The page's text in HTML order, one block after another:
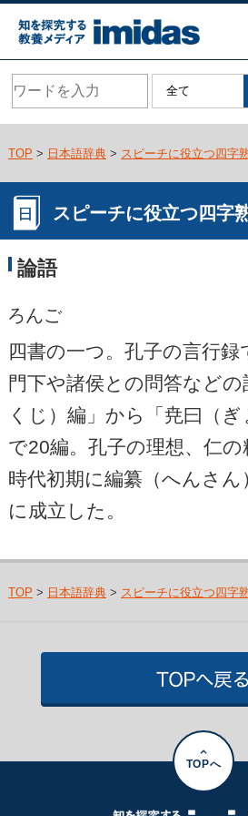
TOP > 日本語辞典> スピーチに役立つ四字
スピーチに役立つ四字
論語
ろんご
四書の一つ。孔子の言行録
門下や諸侯との問答など
くじ）編」から「尭曰（
で20編。孔子の理想、仁
時代初期に編纂（へんさ
に成立した。
TOP > 日本語辞典> スピーチに役立つ四字
TOPへ